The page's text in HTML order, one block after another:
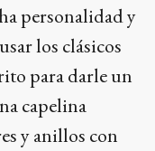
personalidad y
los clásicos
para darle un
capelina
y anillos con